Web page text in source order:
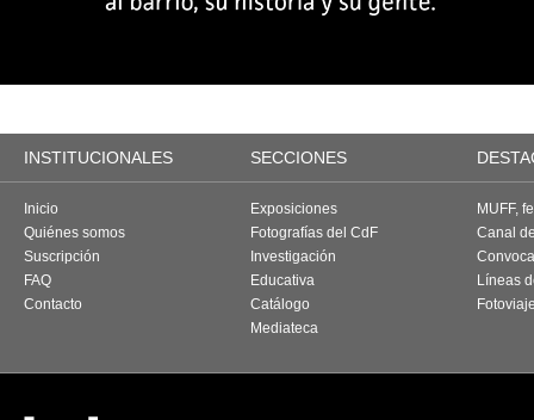
INSTITUCIONALES SECCIONES
Inicio
Quiénes somos
Suscripción
FAQ
Contacto
Exposiciones
Fotografías del CdF
Investigación
Educativa
Catálogo
Mediateca
MUFF,
Canal
Líneas